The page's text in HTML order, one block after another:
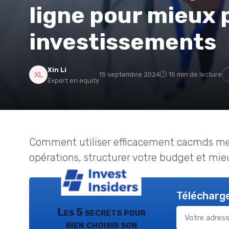
ligne pour mieux
investissements
Xin Li
Expert en equity
15 septembre 2024 15 min de lecture
Comment utiliser efficacement cacmds
opérations, structurer votre budget et
Les 5 secrets pour
bien choisir son